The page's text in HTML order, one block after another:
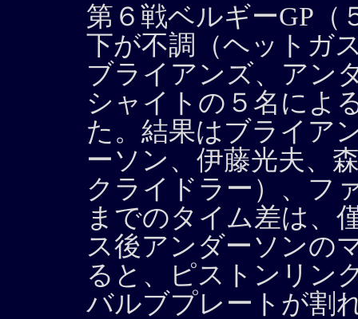
第６戦ベルギーGP（
下が不調（ヘットガ
ブライアンズ、アン
シャイトの５名によ
た。結果はブライア
ーソン、伊藤光夫、
クライドラー）、フ
までのタイム差は、
ス後アンダーソンの
ると、ピストンリン
バルブプレートが割